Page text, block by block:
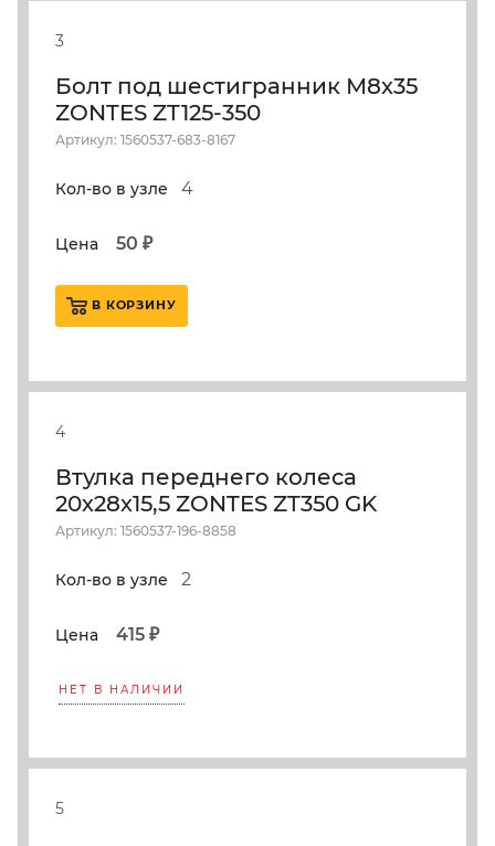
3
Болт под шестигранник М8х35
ZONTES ZT125-350
Артикул: 1560537-683-8167
Кол-во в узле 4
Цена 50 ₽
В КОРЗИНУ
4
Втулка переднего колеса
20х28х15,5 ZONTES ZT350 GK
Артикул: 1560537-196-8858
Кол-во в узле 2
Цена 415 ₽
НЕТ В НАЛИЧИИ
5